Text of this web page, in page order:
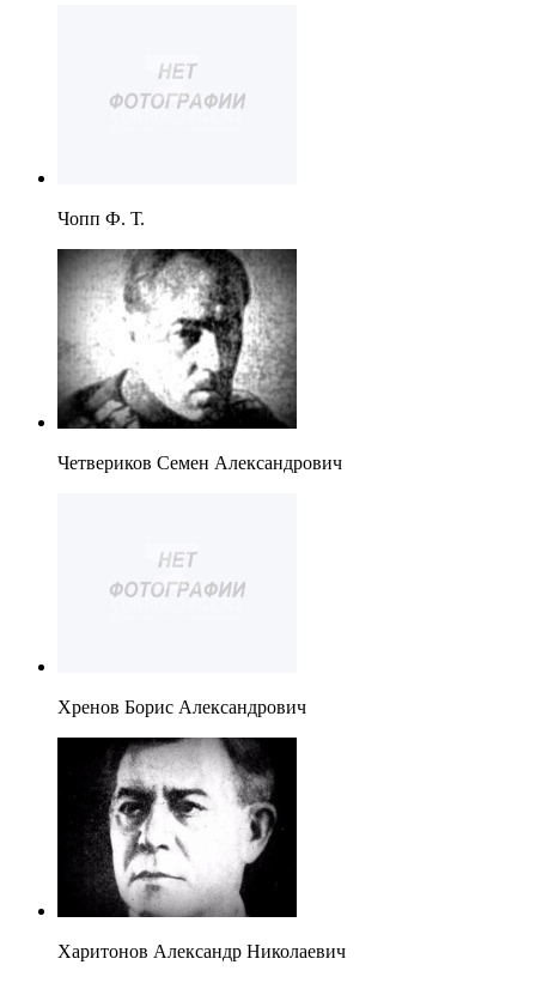
Чопп Ф. Т.
Четвериков Семен Александрович
Хренов Борис Александрович
Харитонов Александр Николаевич